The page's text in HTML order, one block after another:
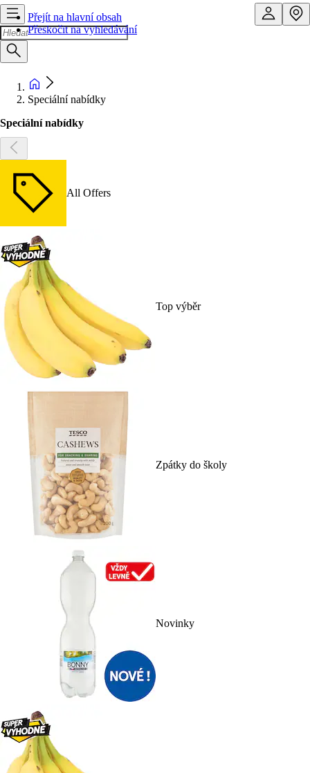
Přejít na hlavní obsah
Přeskočit na vyhledávání
Speciální nabídky
Speciální nabídky
All Offers
Top výběr
Zpátky do školy
Novinky